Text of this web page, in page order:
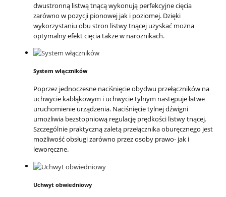
dwustronną listwą tnącą wykonują perfekcyjne cięcia
zarówno w pozycji pionowej jak i poziomej. Dzięki
wykorzystaniu obu stron listwy tnącej uzyskać można
optymalny efekt cięcia także w narożnikach.
System włączników
Poprzez jednoczesne naciśnięcie obydwu przełączników na
uchwycie kabłąkowym i uchwycie tylnym następuje łatwe
uruchomienie urządzenia. Naciśnięcie tylnej dźwigni
umożliwia bezstopniową regulację prędkości listwy tnącej.
Szczególnie praktyczną zaletą przełącznika oburęcznego jest
możliwość obsługi zarówno przez osoby prawo- jak i
leworęczne.
Uchwyt obwiedniowy